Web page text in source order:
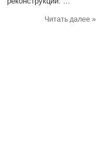
Читать далее »